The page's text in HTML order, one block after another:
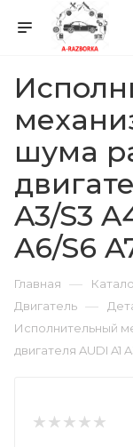
шума
A3/S3
A6/S6
Главная —
Двигатель —
Исполнительный
двигателя AUDI A1